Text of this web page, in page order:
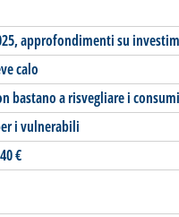
approfondimenti su
calo
bastano a risvegliare i consumi
i vulnerabili
€